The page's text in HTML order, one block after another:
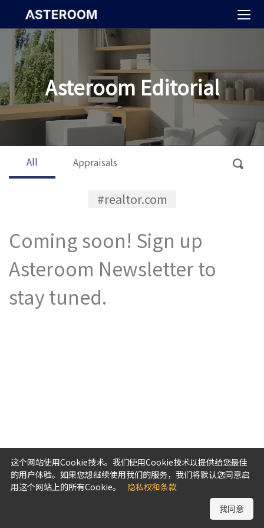
Asteroom Editorial
All Appraisals
#realtor.com
Coming soon! Sign up
Asteroom Newsletter to
stay tuned.
这个网站使用Cookie技术。我们使用Cookie技术以提供给您最佳
的用户体验。如果您想继续使用我们的服务，我们将默认您同意启
用这个网站上的所有Cookie。
隐私权和条款
我同意